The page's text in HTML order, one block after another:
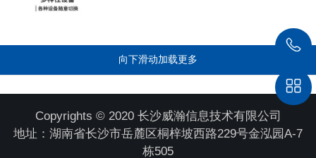
向下滑动加载更多
Copyrights © 2020 长沙威瀚信息技术有限公司
地址：湖南省长沙市岳麓区桐梓坡西路229号金泓园A-7
栋505